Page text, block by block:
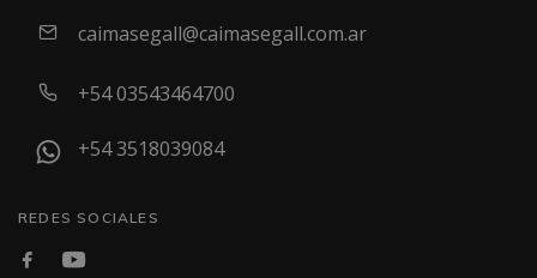
caimasegall@caimasegall.com.ar
+54 03543464700
+54 3518039084
REDES SOCIALES